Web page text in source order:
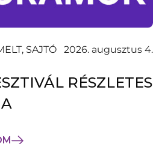
SAJTÓ 2026. augusztus 4.
RÉSZLETES